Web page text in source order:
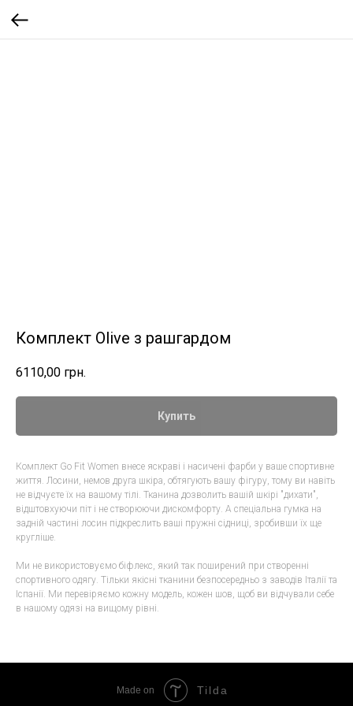
Комплект Olive з рашгардом
6110,00 грн.
Купить
Комплект Go Fit Women внесе яскраві і насичені фарби у ваше спортивне
життя. Лосини, немов друга шкіра, обтягують вашу фігуру, тому ви навіть
не відчуєте їх на вашому тілі. Тканина дозволить вашій шкірі "дихати",
відштовхуючи піт і не створюючи дискомфорту. А спеціальна гумка на
задній частині лосин підкреслить ваші пружні сідниці, зробивши їх ще
кругліше.
Ми не використовуємо біфлекс, який так поширений при створенні
спортивного одягу. Тільки якісні тканини безпосередньо з заводів Італії та
Іспанії. Ми перевіряємо кожну модель, кожен шов, щоб ви відчували себе
в нашому одязі на вищому рівні.
Made on Tilda